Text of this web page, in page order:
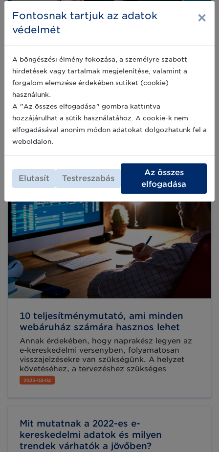
easySales szervezésében
Szolgáltató partnerünk, az easySales évente
megrendezésre kerülő eCommerce talks
napjára az idén szeptember 27-én kerül sor,
Bukarestben. Több mint 500 résztvevő várható
az egynapos konferencián, melyet kiállítás és
networking lehetőségek is kísérnek. A GS1
Magyarország partnerei számára az easySales
egy kuponkódot ajánlott fel, mellyel a
részvétel ingyenes!
10 teljesítménymutató, ami minden
webáruház számára hasznos lehet
Annak érdekében, hogy naprakész legyen az
e-kereskedelmi versenyben, folyamatosan
visszajelzésekre van szükségünk. A helyzet
követéséhez, a tervezéshez szükséges
információkat pedig mérésekkel lehet
biztosítani. Így tudhatjuk meg, hogy a
hatékony teljesítménymutatóval ismerkedhet
meg az easySales segítségével.
2023-04-04
Mit mutatnak a 2022-es e-
kereskedelmi adatok és milyen
trendek várhatók a jövőben?
Fontosnak tartjuk az adatok
védelmét
×
A böngészési élmény fokozása, a személyre szabott
hirdetések vagy tartalmak megjelenítése, valamint a
forgalom elemzése érdekében sütiket (cookie)
használunk.
A "Az összes elfogadása" gombra kattintva
hozzájárulhat a sütik használatához. A cookie-k nem
elfogadásával anonim módon adatokat dolgozhatunk fel a
weboldalon.
Elutasít Testreszabás
Az összes
elfogadása